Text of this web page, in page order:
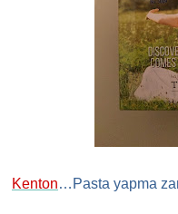
Kenton…Pasta yapma